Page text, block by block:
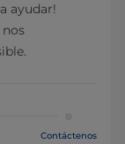
ayudar!
Contáctenos